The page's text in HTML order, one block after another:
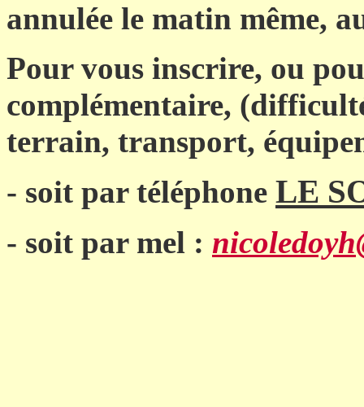
annulée le matin même,
Pour vous inscrire, ou
complémentaire,
terrain, transport,
- soit par téléphone LE
- soit par mel :